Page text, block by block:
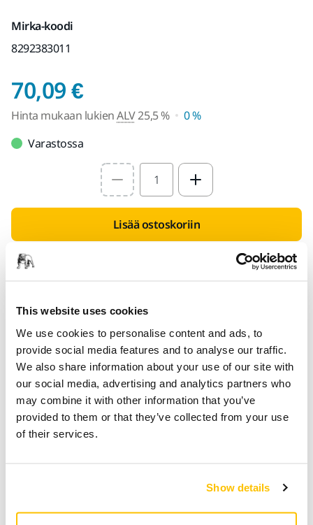
This website uses cookies
We use cookies to personalise content and ads, to
provide social media features and to analyse our traffic.
We also share information about your use of our site with
our social media, advertising and analytics partners who
may combine it with other information that you’ve
provided to them or that they’ve collected from your use
of their services.
Show details
Mirka-koodi
8292383011
70,09 €Hinta mukaan lukien
Hinta mukaan lukienALV25,5 %
0 %
Varastossa
Select quantity value
Lisää ostoskoriin
Etsi jälleenmyyjä
Nopea toimitus
Ilmainen toimitus yli 49.90€ (sis.alv) tilauksille
Turvallinen maksutapa
Toimituksen seuranta
Tee palautus helposti osoitteessa www.mirka.com/fi-